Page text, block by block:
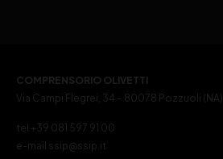
COMPRENSORIO OLIVETTI
Via Campi Flegrei, 34 – 80078 Pozzuoli (NA)
tel +39 081 597 91 00
e-mail ssip@ssip.it